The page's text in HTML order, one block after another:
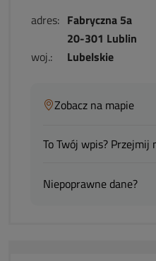
adres: Fabryczna 5a
20-301 Lublin
woj.:
Lubelskie
Zobacz na mapie
To Twój wpis?
Niepoprawne dane?